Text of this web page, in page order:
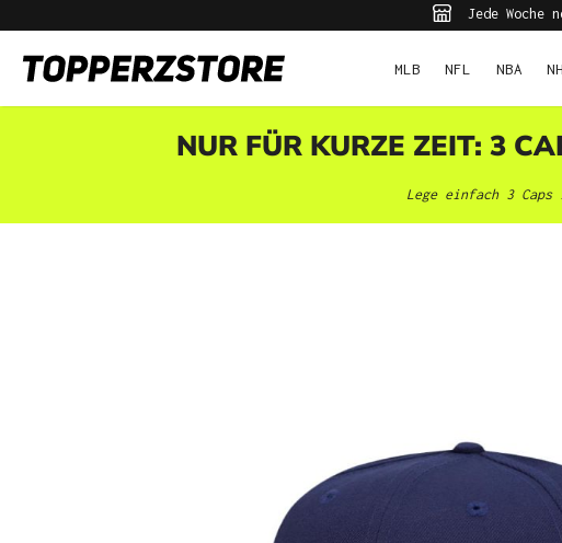
Jede Woche
MLB NFL NBA
NUR FÜR KURZE ZEIT: 3
Lege einfach 3